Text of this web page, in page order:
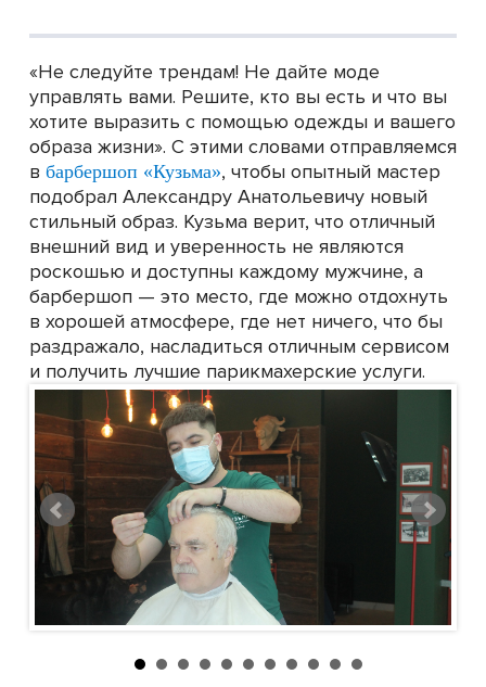
«Не следуйте трендам! Не дайте моде
управлять вами. Решите, кто вы есть и что вы
хотите выразить с помощью одежды и вашего
образа жизни». С этими словами отправляемся
в барбершоп «Кузьма», чтобы опытный мастер
подобрал Александру Анатольевичу новый
стильный образ. Кузьма верит, что отличный
внешний вид и уверенность не являются
роскошью и доступны каждому мужчине, а
барбершоп — это место, где можно отдохнуть
в хорошей атмосфере, где нет ничего, что бы
раздражало, насладиться отличным сервисом
и получить лучшие парикмахерские услуги.